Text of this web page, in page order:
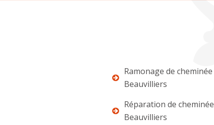
Ramonage de cheminée
Beauvilliers
Réparation de cheminée
Beauvilliers